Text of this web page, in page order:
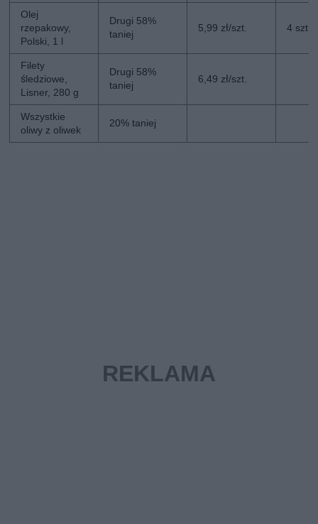
Olej
rzepakowy,
Polski, 1 l
Drugi 58%
taniej
5,99 zł/szt. 4 szt.
Filety
śledziowe,
Lisner, 280 g
Drugi 58%
taniej
6,49 zł/szt.
Wszystkie
oliwy z oliwek
20% taniej